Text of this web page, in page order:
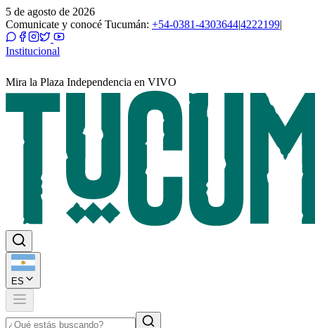
5 de agosto de 2026
Comunicate y conocé Tucumán: +54-0381-4303644|4222199|
Institucional
Mira la Plaza Independencia en VIVO
ES